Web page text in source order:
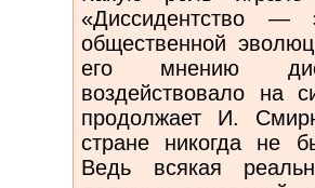
«Диссидентство
общественной
его мнению
воздействовало на
продолжает И.
стране никогда не
Ведь всякая